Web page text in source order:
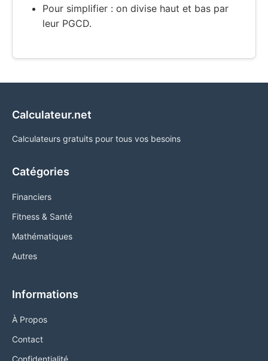
Pour simplifier : on divise haut et bas par
leur PGCD.
Calculateur.net
Calculateurs gratuits pour tous vos besoins
Catégories
Financiers
Fitness & Santé
Mathématiques
Autres
Informations
À Propos
Contact
Confidentialité